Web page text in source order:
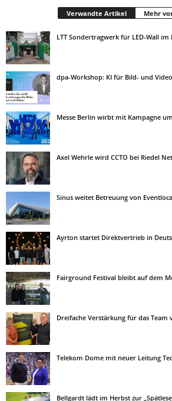
Verwandte Artikel Mehr
LTT Sondertragwerk für LED-Wall
dpa-Workshop: KI für Bild- und
Messe Berlin wirbt mit Kampagne
Axel Wehrle wird CCTO bei Riedel
Sinus weitet Betreuung von
Ayrton startet Direktvertrieb in
Fairground Festival bleibt auf dem
Dreifache Verstärkung für das Team
Telekom Dome mit neuer Leitung
Bellgardt lädt im Herbst zur